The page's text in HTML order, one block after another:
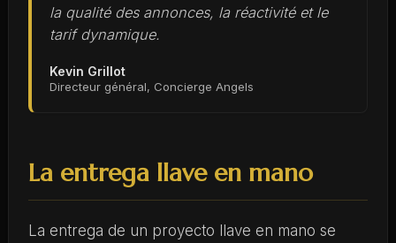
la qualité des annonces, la réactivité et le
tarif dynamique.
Kevin Grillot
Directeur général, Concierge Angels
La entrega llave en mano
La entrega de un proyecto llave en mano se